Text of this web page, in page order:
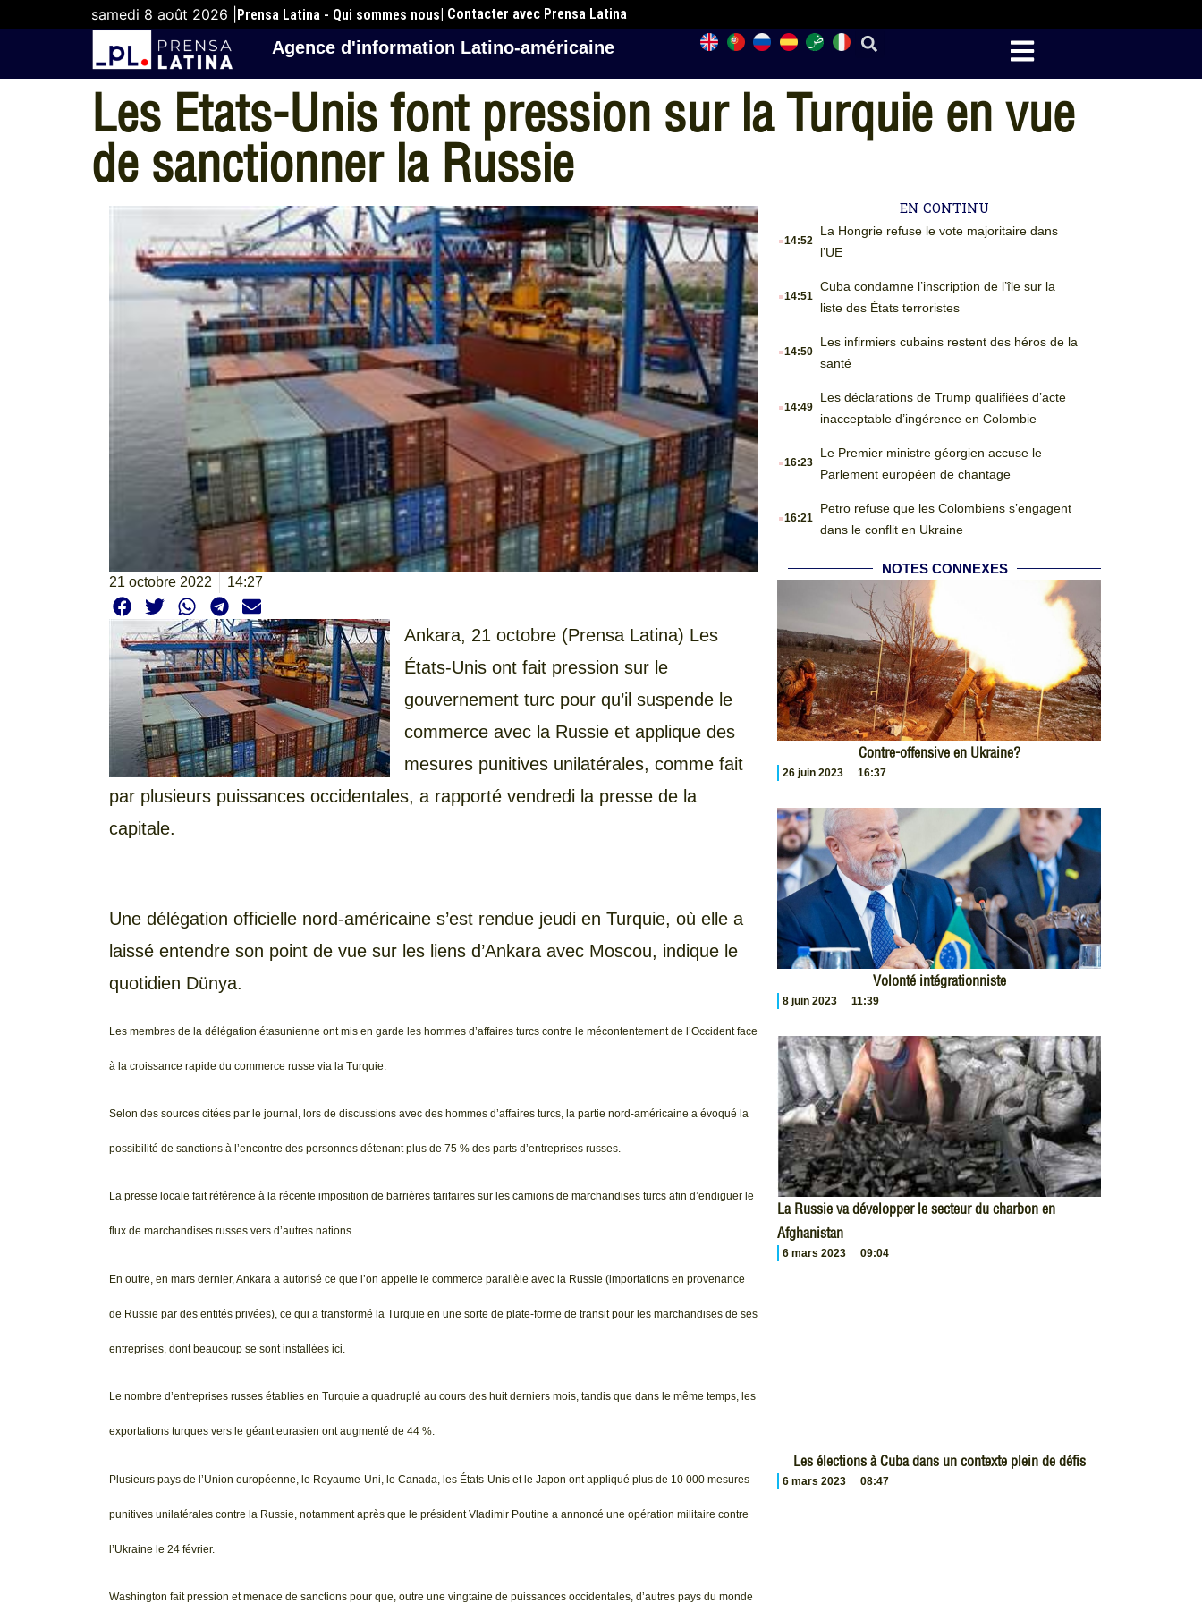
samedi 8 août 2026 | Prensa Latina - Qui sommes nous| Contacter avec Prensa Latina
Agence d'information Latino-américaine
Les Etats-Unis font pression sur la Turquie en vue
de sanctionner la Russie
21 octobre 2022 14:27
Ankara, 21 octobre (Prensa Latina) Les
États-Unis ont fait pression sur le
gouvernement turc pour qu’il suspende le
commerce avec la Russie et applique des
mesures punitives unilatérales, comme fait
par plusieurs puissances occidentales, a rapporté vendredi la presse de la
capitale.
Une délégation officielle nord-américaine s’est rendue jeudi en Turquie, où elle a
laissé entendre son point de vue sur les liens d’Ankara avec Moscou, indique le
quotidien Dünya.
Les membres de la délégation étasunienne ont mis en garde les hommes d’affaires turcs contre le mécontentement de l’Occident face
à la croissance rapide du commerce russe via la Turquie.
Selon des sources citées par le journal, lors de discussions avec des hommes d’affaires turcs, la partie nord-américaine a évoqué la
possibilité de sanctions à l’encontre des personnes détenant plus de 75 % des parts d’entreprises russes.
La presse locale fait référence à la récente imposition de barrières tarifaires sur les camions de marchandises turcs afin d’endiguer le
flux de marchandises russes vers d’autres nations.
En outre, en mars dernier, Ankara a autorisé ce que l’on appelle le commerce parallèle avec la Russie (importations en provenance
de Russie par des entités privées), ce qui a transformé la Turquie en une sorte de plate-forme de transit pour les marchandises de ses
entreprises, dont beaucoup se sont installées ici.
Le nombre d’entreprises russes établies en Turquie a quadruplé au cours des huit derniers mois, tandis que dans le même temps, les
exportations turques vers le géant eurasien ont augmenté de 44 %.
Plusieurs pays de l’Union européenne, le Royaume-Uni, le Canada, les États-Unis et le Japon ont appliqué plus de 10 000 mesures
punitives unilatérales contre la Russie, notamment après que le président Vladimir Poutine a annoncé une opération militaire contre
l’Ukraine le 24 février.
Washington fait pression et menace de sanctions pour que, outre une vingtaine de puissances occidentales, d’autres pays du monde
EN CONTINU
.14:52
La Hongrie refuse le vote majoritaire dans
l’UE
.14:51
Cuba condamne l’inscription de l’île sur la
liste des États terroristes
.14:50
Les infirmiers cubains restent des héros de la
santé
.14:49
Les déclarations de Trump qualifiées d’acte
inacceptable d’ingérence en Colombie
.16:23
Le Premier ministre géorgien accuse le
Parlement européen de chantage
.16:21
Petro refuse que les Colombiens s’engagent
dans le conflit en Ukraine
NOTES CONNEXES
Contre-offensive en Ukraine?
26 juin 2023 16:37
Volonté intégrationniste
8 juin 2023 11:39
La Russie va développer le secteur du charbon en
Afghanistan
6 mars 2023 09:04
Les élections à Cuba dans un contexte plein de défis
6 mars 2023 08:47